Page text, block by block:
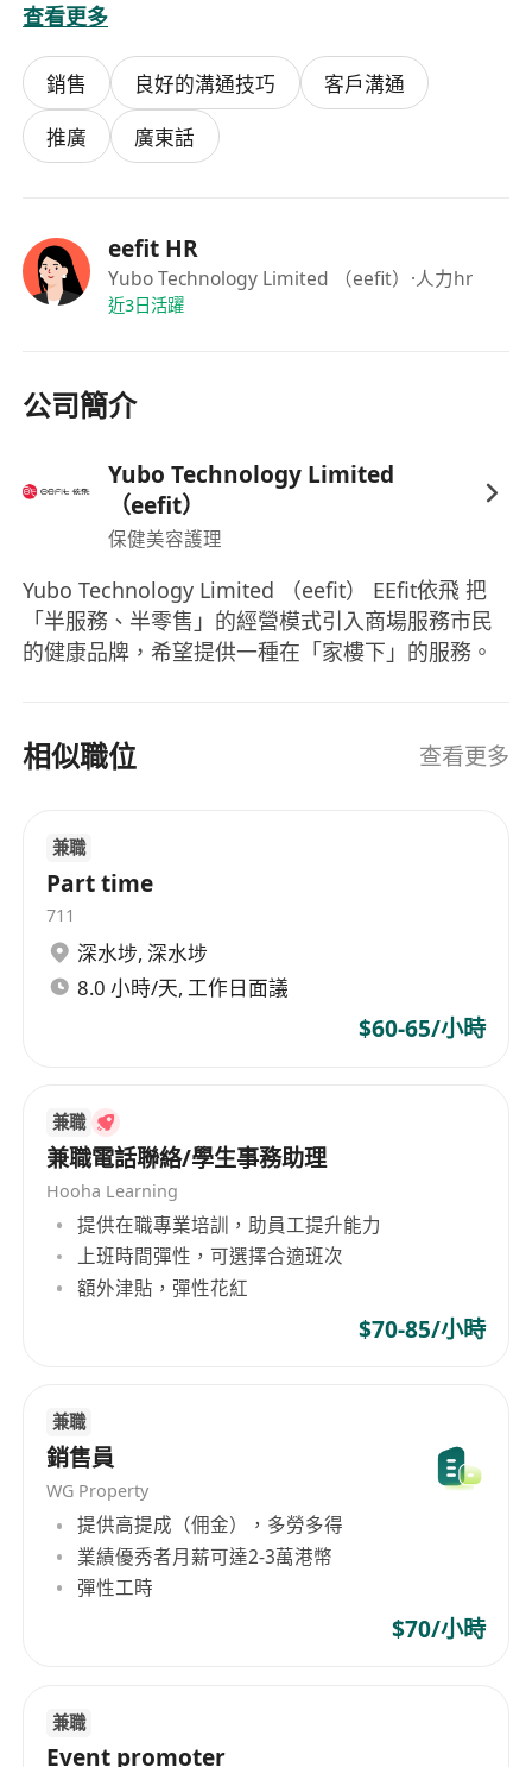
要求：
1. 最少1年或以上銷售經驗，具保健服務行業經驗者
優先考慮
2. 具備親切的笑容和接待能力，有使命感宣揚健康
管理及提供改善亞健康問題方案的建議
4. 熱衷於學習保健產品及跟進使用儀器後的功效分
享，有濃厚興趣於科技健康行業發展
5. 有良好的溝通能力，可書寫中文為主 (個別地區空
其他技能要求
基本電腦操作，中文輸入，略懂POS
津貼和福利
試用期通過後全職新人獎$3,000
最佳銷售大獎（現金獎）
表現獎金
有薪年假9-14天
醫療保險福利
專業的職前及在職培訓
培訓津貼
員工購物優惠
查看更多
銷售 良好的溝通技巧
客戶溝通
推廣
廣東話
eefit HR
Yubo Technology Limited （eefit） ·人力hr
近3日活躍
公司簡介
Yubo Technology Limited
（eefit）
保健美容護理
Yubo Technology Limited （eefit） EEfit依飛 把
「半服務、半零售」的經營模式引入商場服務市民
的健康品牌，希望提供一種在「家樓下」的服務。
相似職位 查看更多
兼職
Part time
711
深水埗, 深水埗
8.0 小時/天, 工作日面議
$60-65/小時
兼職
兼職電話聯絡/學生事務助理
Hooha Learning
提供在職專業培訓，助員工提升能力
上班時間彈性，可選擇合適班次
額外津貼，彈性花紅
$70-85/小時
兼職
銷售員
WG Property
提供高提成（佣金），多勞多得
業績優秀者月薪可達2-3萬港幣
彈性工時
$70/小時
兼職
Event promoter